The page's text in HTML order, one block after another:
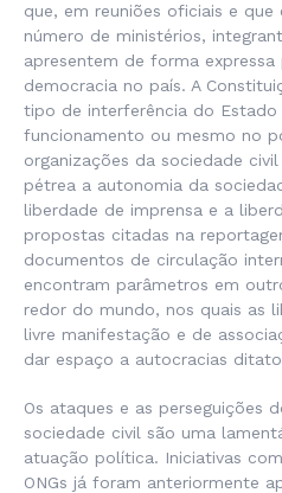
que, em reuniões oficiais e que
número de ministérios,
apresentem de forma
democracia no país. A
tipo de interferência do Estado
funcionamento ou mesmo no
organizações da sociedade
pétrea a autonomia da
liberdade de imprensa e a
propostas citadas na
documentos de circulação
encontram parâmetros em
redor do mundo, nos quais as
livre manifestação e de
dar espaço a autocracias
Os ataques e as perseguições
sociedade civil são uma
atuação política. Iniciativas
ONGs já foram anteriormente